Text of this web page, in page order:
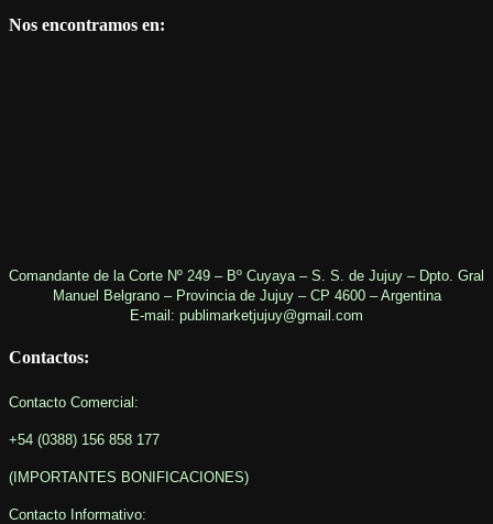
Nos encontramos en:
Comandante de la Corte Nº 249 – Bº Cuyaya – S. S. de Jujuy – Dpto. Gral
Manuel Belgrano – Provincia de Jujuy – CP 4600 – Argentina
E-mail: publimarketjujuy@gmail.com
Contactos:
Contacto Comercial:
+54 (0388) 156 858 177
(IMPORTANTES BONIFICACIONES)
Contacto Informativo: